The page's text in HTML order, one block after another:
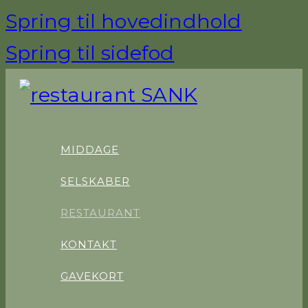
Spring til hovedindhold
Spring til sidefod
MIDDAGE
SELSKABER
RESTAURANT
KONTAKT
GAVEKORT